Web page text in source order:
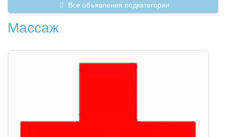
Все объявления подкатегории
Массаж